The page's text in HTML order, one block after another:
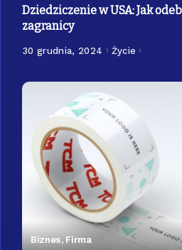
Dziedziczenie w USA: Jak
zagranicy
30 grudnia, 2024 Życie
Biznes, Firma